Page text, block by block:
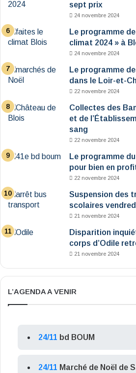
sept prix
24 novembre 2024
Le programme
climat 2024 » à
24 novembre 2024
Le programme
dans le Loir-et-
22 novembre 2024
Collectes des
et de
sang
22 novembre 2024
Le programme
pour bien en
22 novembre 2024
Suspension des
scolaires
21 novembre 2024
Disparition
corps d’Odile
21 novembre 2024
L’AGENDA A VENIR
24/11 bd BOUM
24/11 Marché de Noël de